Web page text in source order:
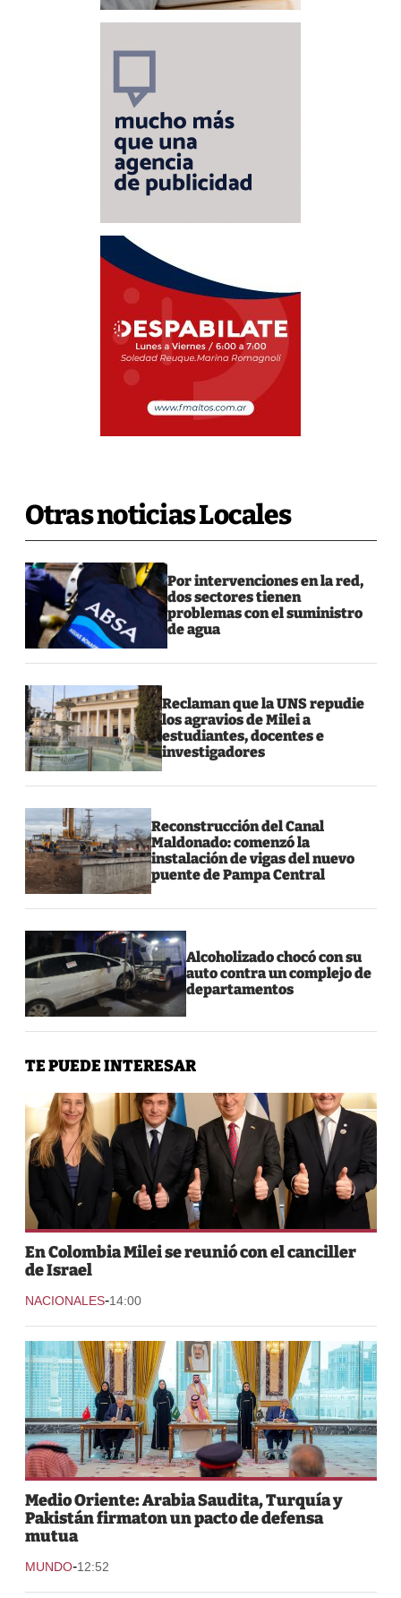
Otras noticias Locales
Por intervenciones en la red,
dos sectores tienen
problemas con el suministro
de agua
Reclaman que la UNS repudie
los agravios de Milei a
estudiantes, docentes e
investigadores
Reconstrucción del Canal
Maldonado: comenzó la
instalación de vigas del nuevo
puente de Pampa Central
Alcoholizado chocó con su
auto contra un complejo de
departamentos
TE PUEDE INTERESAR
En Colombia Milei se reunió con el canciller
de Israel
NACIONALES-14:00
Medio Oriente: Arabia Saudita, Turquía y
Pakistán firmaton un pacto de defensa
mutua
MUNDO-12:52